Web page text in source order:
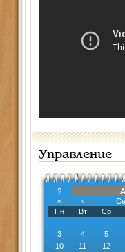
Управление
?
«
‹
Пн
Вт Ср
3
4 5
10
11 12